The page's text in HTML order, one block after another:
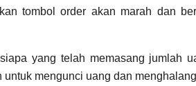
tombol order akan marah dan
yang telah memasang jumlah
mengunci uang dan